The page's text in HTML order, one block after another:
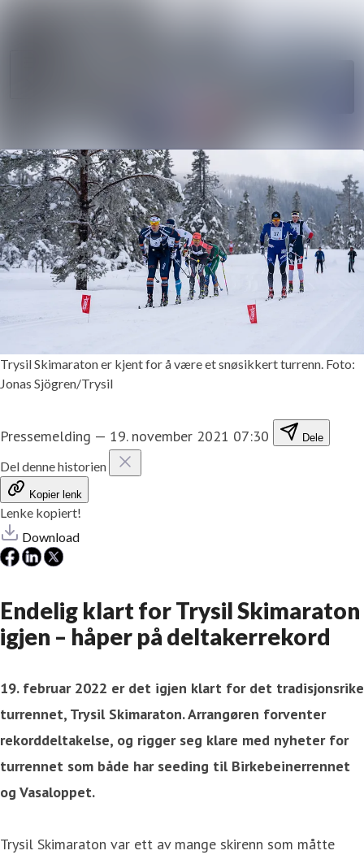
Trysil Skimaraton er kjent for å være et snøsikkert turrenn. Foto:
Jonas Sjögren/Trysil
Pressemelding — 19. november 2021 07:30 Dele
Del denne historien
Kopier lenk
Lenke kopiert!
Download
Endelig klart for Trysil Skimaraton
igjen – håper på deltakerrekord
19. februar 2022 er det igjen klart for det tradisjonsrike
turrennet, Trysil Skimaraton. Arrangøren forventer
rekorddeltakelse, og rigger seg klare med nyheter for
turrennet som både har seeding til Birkebeinerrennet
og Vasaloppet.
Trysil Skimaraton var ett av mange skirenn som måtte